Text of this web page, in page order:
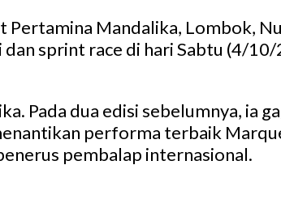
Mandalika, Lombok,
sprint race di hari Sabtu (4/
Pada dua edisi sebelumnya, ia
performa terbaik
pembalap internasional.